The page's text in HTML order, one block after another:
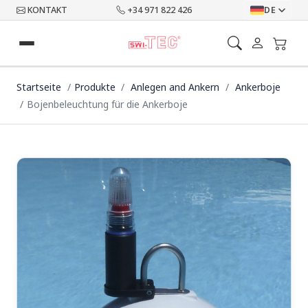
KONTAKT +34 971 822 426 DE
Startseite Produkte Anlegen and Ankern
Ankerboje
Bojenbeleuchtung für die Ankerboje